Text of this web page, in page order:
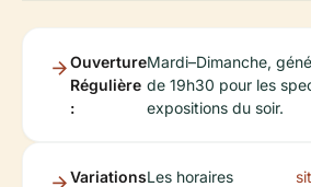
Ouverture
Régulière
:
Mardi–Dimanche,
de 19h30 pour les
expositions du soir.
VariationsLes horaires